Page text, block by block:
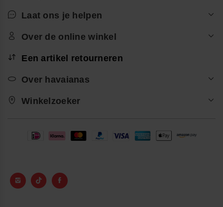
Laat ons je helpen
Over de online winkel
Een artikel retourneren
Over havaianas
Winkelzoeker